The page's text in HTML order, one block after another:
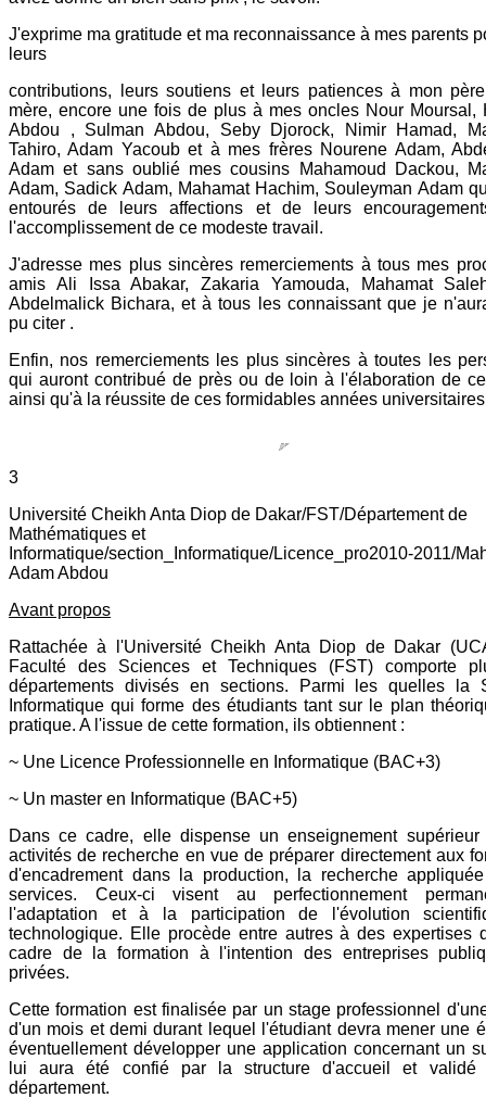
J'exprime ma gratitude et ma reconnaissance à mes parents
leurs
contributions, leurs soutiens et leurs patiences à mon
mère, encore une fois de plus à mes oncles Nour Moursal,
Abdou , Sulman Abdou, Seby Djorock, Nimir Hamad,
Tahiro, Adam Yacoub et à mes frères Nourene Adam,
Adam et sans oublié mes cousins Mahamoud Dackou,
Adam, Sadick Adam, Mahamat Hachim, Souleyman Adam
entourés de leurs affections et de leurs
l'accomplissement de ce modeste travail.
J'adresse mes plus sincères remerciements à tous mes
amis Ali Issa Abakar, Zakaria Yamouda, Mahamat
Abdelmalick Bichara, et à tous les connaissant que je
pu citer .
Enfin, nos remerciements les plus sincères à toutes les
qui auront contribué de près ou de loin à l'élaboration de
ainsi qu'à la réussite de ces formidables années
3
Université Cheikh Anta Diop de Dakar/FST/Département de
Mathématiques et
Informatique/section_Informatique/Licence_pro2010-2011/
Adam Abdou
Avant propos
Rattachée à l'Université Cheikh Anta Diop de Dakar
Faculté des Sciences et Techniques (FST) comporte
départements divisés en sections. Parmi les quelles la
Informatique qui forme des étudiants tant sur le plan
pratique. A l'issue de cette formation, ils obtiennent :
~ Une Licence Professionnelle en Informatique (BAC+3)
~ Un master en Informatique (BAC+5)
Dans ce cadre, elle dispense un enseignement
activités de recherche en vue de préparer directement aux
d'encadrement dans la production, la recherche
services. Ceux-ci visent au perfectionnement
l'adaptation et à la participation de l'évolution
technologique. Elle procède entre autres à des expertises
cadre de la formation à l'intention des entreprises
privées.
Cette formation est finalisée par un stage professionnel
d'un mois et demi durant lequel l'étudiant devra mener une
éventuellement développer une application concernant un
lui aura été confié par la structure d'accueil et
département.